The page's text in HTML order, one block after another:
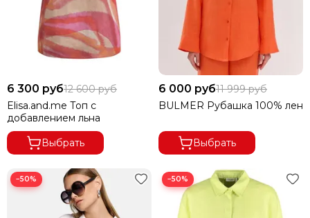
6 300 руб12 600 руб
Elisa.and.me Топ с
добавлением льна
Выбрать
6 000 руб11 999 руб
BULMER Рубашка 100% лен
Выбрать
−50% −50%